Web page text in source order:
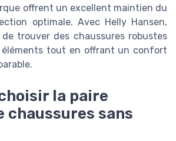
offrent un excellent maintien du
optimale. Avec Helly Hansen,
trouver des chaussures robustes
tout en offrant un confort
la paire
chaussures sans